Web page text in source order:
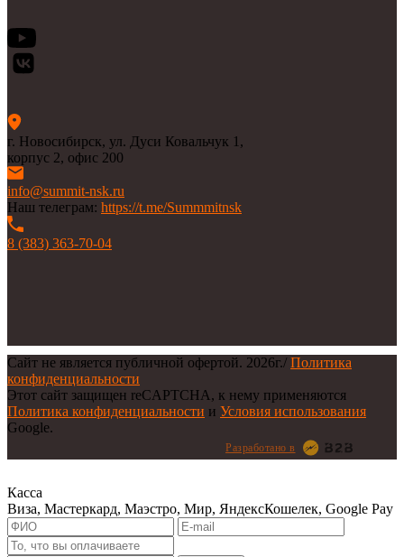
г. Новосибирск, ул. Дуси Ковальчук 1,
корпус 2, офис 200
info@summit-nsk.ru
Наш телеграм: https://t.me/Summmitnsk
8 (383) 363-70-04
Сайт не является публичной офертой. 2026г./ Политика
конфиденциальности
Этот сайт защищен reCAPTCHA, к нему применяются
Политика конфиденциальности и Условия использования
Google.
Разработано в
Касса
Виза, Мастеркард, Маэстро, Мир, ЯндексКошелек, Google Pay